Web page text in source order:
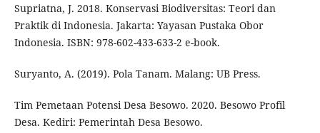
Supriatna, J. 2018. Konservasi Biodiversitas: Teori dan
Praktik di Indonesia. Jakarta: Yayasan Pustaka Obor
Indonesia. ISBN: 978-602-433-633-2 e-book.
Suryanto, A. (2019). Pola Tanam. Malang: UB Press.
Tim Pemetaan Potensi Desa Besowo. 2020. Besowo Profil
Desa. Kediri: Pemerintah Desa Besowo.